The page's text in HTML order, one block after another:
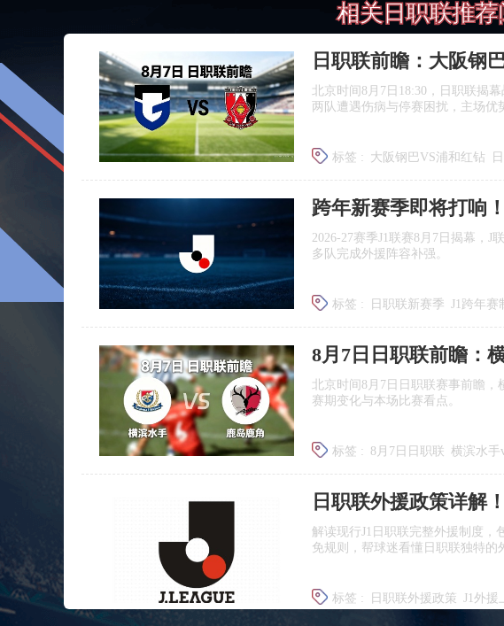
相关日职联推荐
北京时间8月7日18:30，日职联揭
两队遭遇伤病与停赛困扰，主场优
标签 : 大阪钢巴VS浦和红钻
浦和红钻
跨年新赛季即将打响
2026‑27赛季J1联赛8月7日揭幕，
多队完成外援阵容补强。
标签 : 日职联新赛季 J1跨年赛
广岛三箭
8月7日日职联前瞻：
北京时间8月7日日职联赛事前瞻，
赛期变化与本场比赛看点。
标签 : 8月7日日职联 横滨水手
日职联前瞻 日职联
日职联外援政策详解
解读现行J1日职联完整外援制度，
免规则，帮球迷看懂日职联独特的
标签 : 日职联外援政策 J1外援